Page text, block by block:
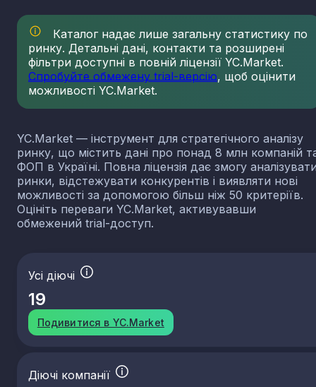
Каталог надає лише загальну статистику по
ринку. Детальні дані, контакти та розширені
фільтри доступні в повній ліцензії YC.Market.
Спробуйте обмежену trial-версію, щоб оцінити
можливості YC.Market.
YC.Market — інструмент для стратегічного аналізу
ринку, що містить дані про понад 8 млн компаній
ФОП в Україні. Повна ліцензія дає змогу
ринки, відстежувати конкурентів і виявляти нові
можливості за допомогою більш ніж 50 критеріїв.
Оцініть переваги YC.Market, активувавши
обмежений trial-доступ.
Усі діючі
19
Подивитися в YC.Market
Діючі компанії